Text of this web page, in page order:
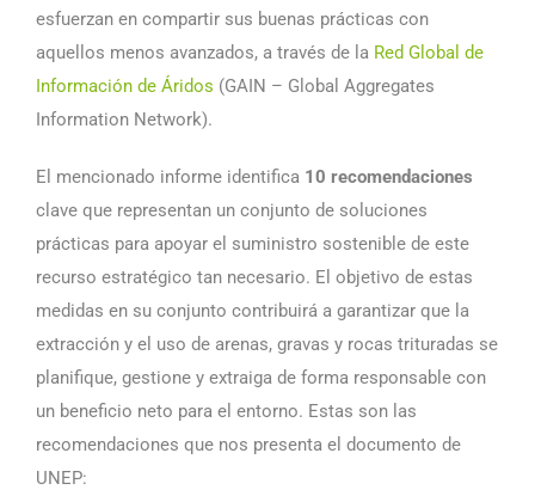
esfuerzan en compartir sus buenas prácticas con
aquellos menos avanzados, a través de la Red Global de
Información de Áridos (GAIN – Global Aggregates
Information Network).
El mencionado informe identifica 10 recomendaciones
clave que representan un conjunto de soluciones
prácticas para apoyar el suministro sostenible de este
recurso estratégico tan necesario. El objetivo de estas
medidas en su conjunto contribuirá a garantizar que la
extracción y el uso de arenas, gravas y rocas trituradas se
planifique, gestione y extraiga de forma responsable con
un beneficio neto para el entorno. Estas son las
recomendaciones que nos presenta el documento de
UNEP: